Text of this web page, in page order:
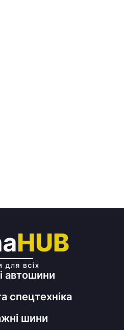
автошини
спецтехніка
шини